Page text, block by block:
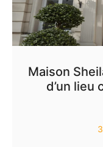
Maison
d’un lieu